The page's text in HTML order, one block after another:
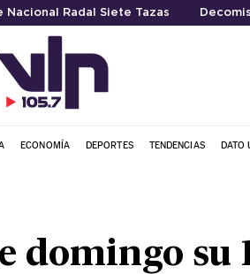
Nacional Radal Siete Tazas
ECONOMÍA DEPORTES TENDENCIAS DATO
domingo su